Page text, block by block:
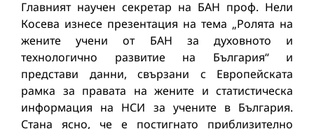
Главният научен секретар на БАН проф. Нели
Косева изнесе презентация на тема „Ролята на
жените учени от БАН за духовното и
технологично развитие на България“ и
представи данни, свързани с Европейската
рамка за правата на жените и статистическа
информация на НСИ за учените в България.
Стана ясно, че е постигнато приблизително